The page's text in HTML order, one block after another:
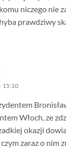
niczego nie
prawdziwy
15:10
Włoch, ze
okazji
zaraz o nim